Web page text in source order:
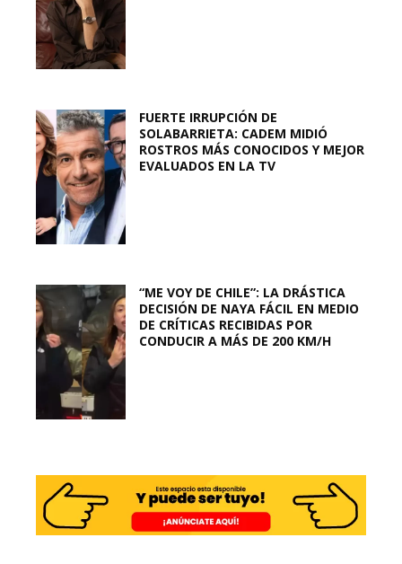
FUERTE IRRUPCIÓN DE
SOLABARRIETA: CADEM MIDIÓ
ROSTROS MÁS CONOCIDOS Y MEJOR
EVALUADOS EN LA TV
“ME VOY DE CHILE”: LA DRÁSTICA
DECISIÓN DE NAYA FÁCIL EN MEDIO
DE CRÍTICAS RECIBIDAS POR
CONDUCIR A MÁS DE 200 KM/H